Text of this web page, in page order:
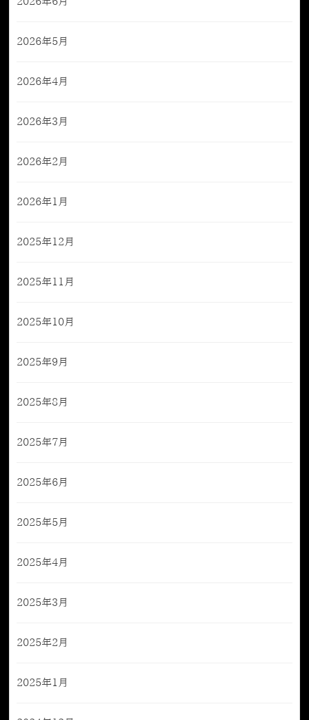
2026年5月
2026年4月
2026年3月
2026年2月
2026年1月
2025年12月
2025年11月
2025年10月
2025年9月
2025年8月
2025年7月
2025年6月
2025年5月
2025年4月
2025年3月
2025年2月
2025年1月